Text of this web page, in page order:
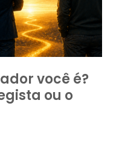
você é?
ou o